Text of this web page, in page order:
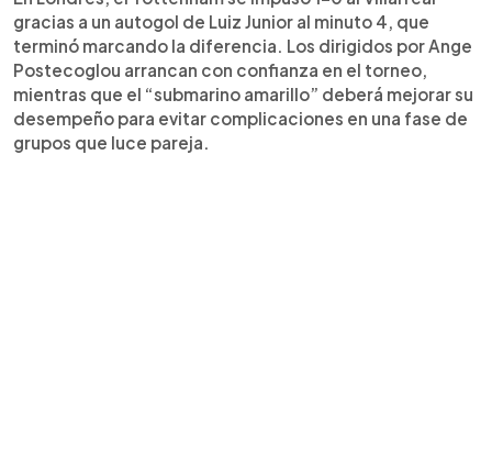
gracias a un autogol de Luiz Junior al minuto 4, que
terminó marcando la diferencia. Los dirigidos por Ange
Postecoglou arrancan con confianza en el torneo,
mientras que el “submarino amarillo” deberá mejorar su
desempeño para evitar complicaciones en una fase de
grupos que luce pareja.